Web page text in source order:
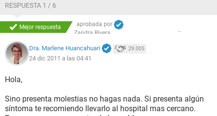
RESPUESTA 1 / 6
Mejor respuesta
aprobada por
Zandra Rivera
Dra. Marlene Huancahuari 29.005
24 dic 2011 a las 04:41
Hola,
Sino presenta molestias no hagas nada. Si presenta algún
síntoma te recomiendo llevarlo al hospital mas cercano.